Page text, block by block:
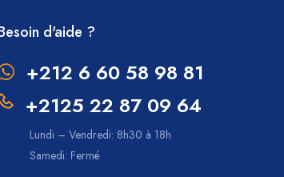
d'aide ?
+212 6 60 58 98 81
+2125 22 87 09 64
Lundi – Vendredi: 8h30 à 18h
Samedi: Fermé